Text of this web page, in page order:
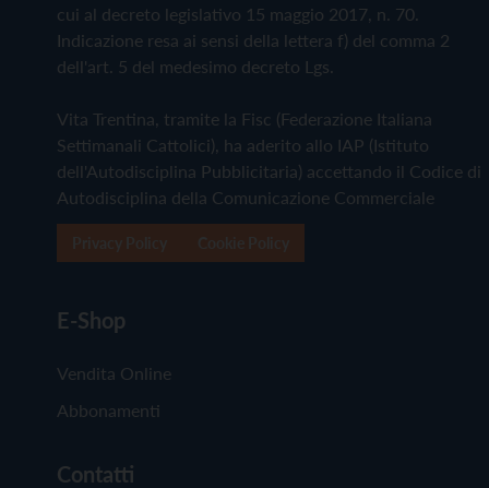
cui al decreto legislativo 15 maggio 2017, n. 70.
Indicazione resa ai sensi della lettera f) del comma 2
dell'art. 5 del medesimo decreto Lgs.
Vita Trentina, tramite la Fisc (Federazione Italiana
Settimanali Cattolici), ha aderito allo IAP (Istituto
dell'Autodisciplina Pubblicitaria) accettando il Codice di
Autodisciplina della Comunicazione Commerciale
E-Shop
Vendita Online
Abbonamenti
Contatti